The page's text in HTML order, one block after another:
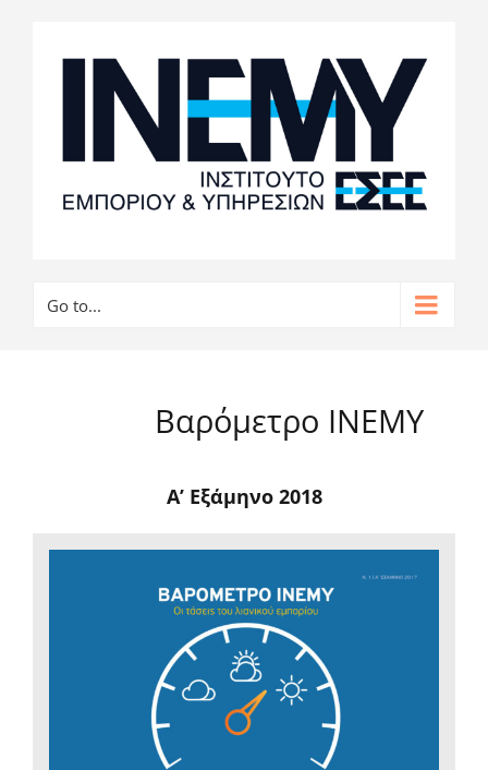
Go to...
Βαρόμετρο ΙΝΕΜΥ
A’ Εξάμηνο 2018